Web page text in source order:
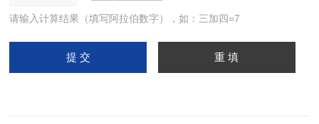
请输入计算结果（填写阿拉伯数字），如：三加四=7